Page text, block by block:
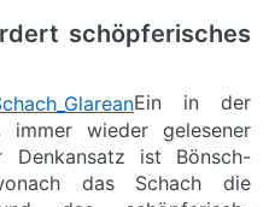
schöpferisches
Ein in der
immer wieder gelesener
ist Bönsch-
das Schach die